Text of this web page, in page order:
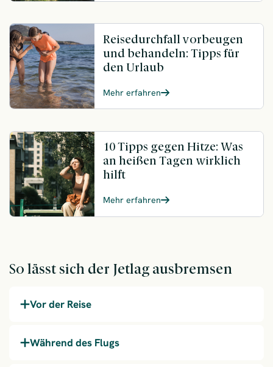
Reisedurchfall vorbeugen
und behandeln: Tipps für
den Urlaub
Mehr erfahren
10 Tipps gegen Hitze: Was
an heißen Tagen wirklich
hilft
Mehr erfahren
So lässt sich der Jetlag ausbremsen
Vor der Reise
Während des Flugs